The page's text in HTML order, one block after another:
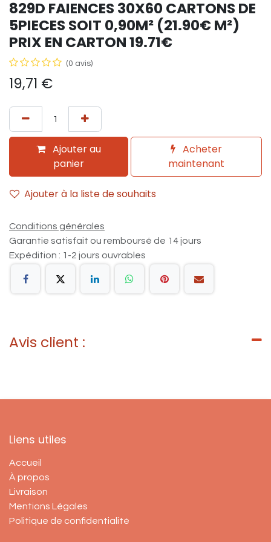
829D FAIENCES 30X60 CARTONS DE
5PIECES SOIT 0,90M² (21.90€ M²)
PRIX EN CARTON 19.71€
(0 avis)
19,71 €
Ajouter au
panier
Acheter
maintenant
Ajouter à la liste de souhaits
Conditions générales
Garantie satisfait ou remboursé de 14 jours
Expédition : 1-2 jours ouvrables
Avis client :
Liens utiles
Accueil
À propos
Livraison
Mentions Légales
Politique de confidentialité